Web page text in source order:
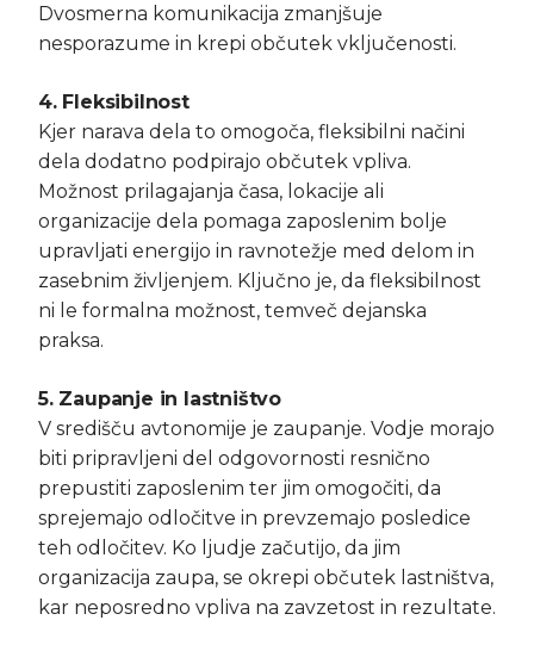
Dvosmerna komunikacija zmanjšuje
nesporazume in krepi občutek vključenosti.
4. Fleksibilnost
Kjer narava dela to omogoča, fleksibilni načini
dela dodatno podpirajo občutek vpliva.
Možnost prilagajanja časa, lokacije ali
organizacije dela pomaga zaposlenim bolje
upravljati energijo in ravnotežje med delom in
zasebnim življenjem. Ključno je, da fleksibilnost
ni le formalna možnost, temveč dejanska
praksa.
5. Zaupanje in lastništvo
V središču avtonomije je zaupanje. Vodje morajo
biti pripravljeni del odgovornosti resnično
prepustiti zaposlenim ter jim omogočiti, da
sprejemajo odločitve in prevzemajo posledice
teh odločitev. Ko ljudje začutijo, da jim
organizacija zaupa, se okrepi občutek lastništva,
kar neposredno vpliva na zavzetost in rezultate.